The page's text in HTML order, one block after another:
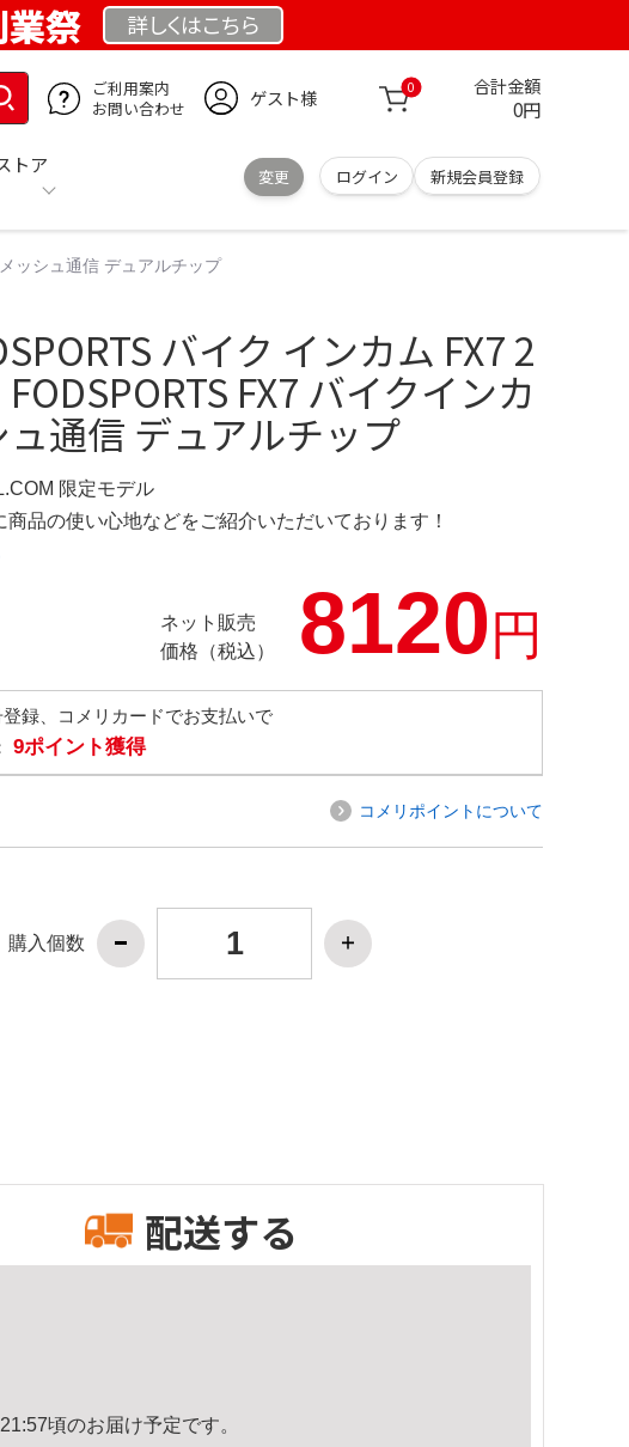
祭 詳しくはこちら
ご利用案内
お問い合わせ
ゲスト様 0 合計金額
0円
トア
変更 ログイン 新規会員登録
ッシュ通信 デュアルチップ
バイク インカム FX7 2
FX7 バイクインカ
通信 デュアルチップ
限定モデル
商品の使い心地などをご紹介いただいております！
ネット販売
価格（税込）
8120円
録、コメリカードでお支払いで
9ポイント獲得
コメリポイントについて
購入個数
配送する
頃のお届け予定です。